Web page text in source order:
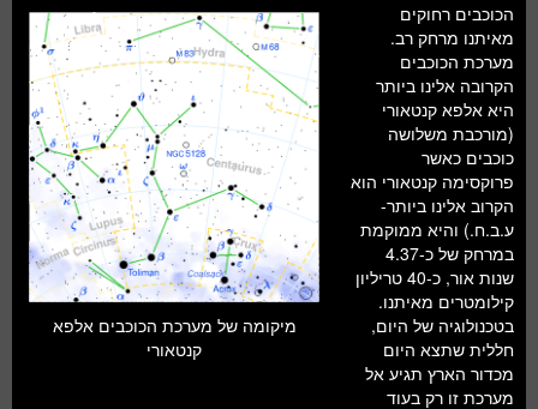
עתידנות
סקירות ספרים
טעימות מדע
מיקומה של מערכת הכוכבים אלפא
קנטאורי
הכוכבים רחוקים
מאיתנו מרחק רב.
מערכת הכוכבים
הקרובה אלינו ביותר
היא אלפא קנטאורי
(מורכבת משלושה
כוכבים כאשר
פרוקסימה קנטאורי הוא
הקרוב אלינו ביותר-
ע.ב.ח.) והיא ממוקמת
במרחק של כ-4.37
שנות אור, כ-40 טריליון
קילומטרים מאיתנו.
בטכנולוגיה של היום,
חללית שתצא היום
מכדור הארץ תגיע אל
מערכת זו רק בעוד